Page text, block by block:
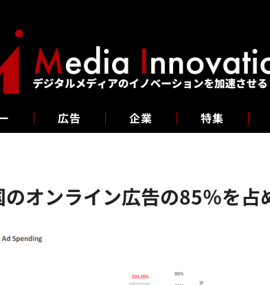
広告 企業 特集
オンライン広告の85％を